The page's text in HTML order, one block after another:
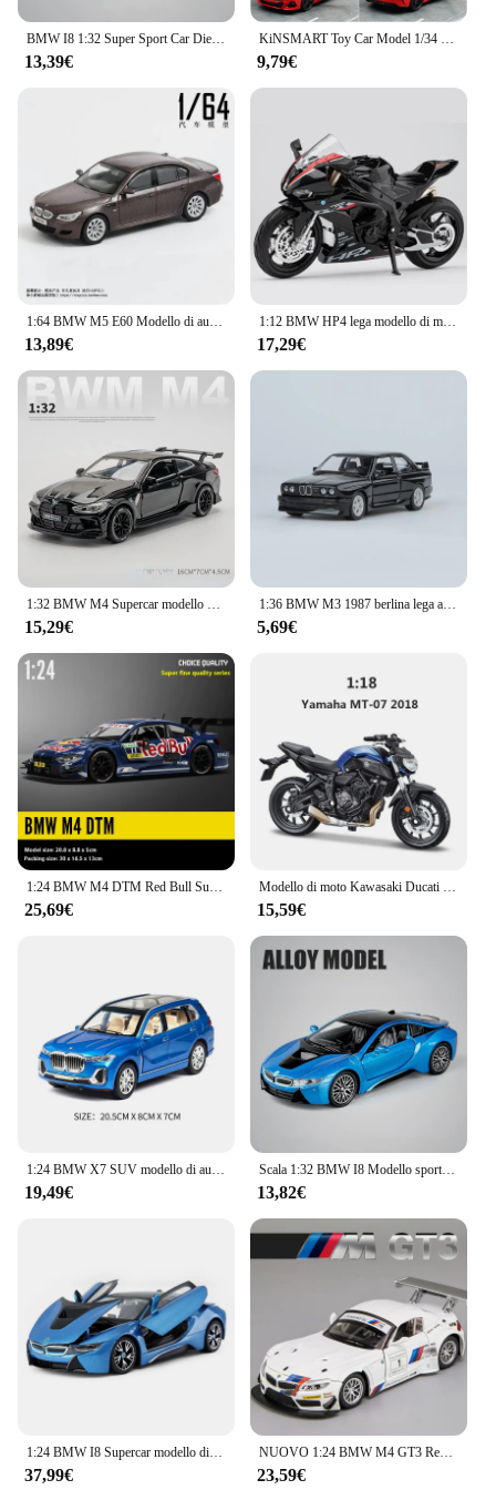
BMW I8 1:32 Super Sport Car Diecast modello in lega di metallo Car Pull Back collezione di simulazione miniature per bambini regalo giocattolo sonoro e leggero
13,39€
KiNSMART Toy Car Model 1/34 BMW Z4 M40i Roadster convertibile in lega pressofuso in miniatura collezione di veicoli regalo per bambini ragazzo
9,79€
1:64 BMW M5 E60 Modello di auto in scala in lega Diecast in metallo Modello in miniatura Auto giocattolo Auto Veicolo Collezione statica Giocattolo per bambini Regali
13,89€
1:12 BMW HP4 lega modello di moto Diecast giocattolo simulazione di veicoli collezione regalo giocattolo sonoro e leggero
17,29€
15,29€
1:36 BMW M3 1987 berlina lega auto Diecast metallo modello di veicolo giocattolo per bambini collezione di regali per ragazzo alta simulazione Mini raccogliere tirare indietro
5,69€
25,69€ 15,59€
19,49€
Scala 1:32 BMW I8 Modello sportivo in lega Auto in miniatura Giocattolo Diecast in metallo 4 porte aperte Suono Luce Veicoli per il regalo di compleanno del bambino
13,82€
37,99€
NUOVO 1:24 BMW M4 GT3 Red Bull M6 BMW CSL Auto in lega Fonde sotto pressione e veicoli giocattolo Modello di auto Suono e luce Auto Giocattoli per i regali dei bambini
23,59€